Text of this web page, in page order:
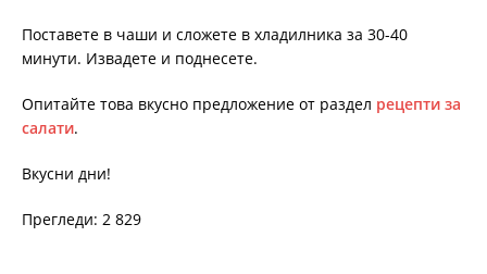
Поставете в чаши и сложете в хладилника за 30-40
минути. Извадете и поднесете.
Опитайте това вкусно предложение от раздел рецепти за
салати.
Вкусни дни!
Прегледи: 2 829